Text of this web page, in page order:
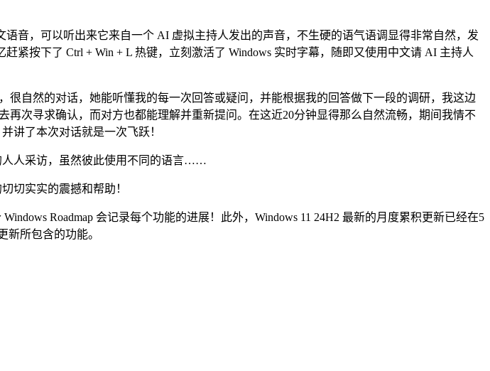
音，可以听出来它来自一个 AI 虚拟主持人发出的声音，不生硬的语气语调显得非常自然，发
紧按下了 Ctrl + Win + L 热键，立刻激活了 Windows 实时字幕，随即又使用中文请 AI 主持人
自然的对话，她能听懂我的每一次回答或疑问，并能根据我的回答做下一段的调研，我这边
次寻求确认，而对方也都能理解并重新提问。在这近20分钟显得那么自然流畅，期间我情不
讲了本次对话就是一次飞跃！
人采访，虽然彼此使用不同的语言……
切实实的震撼和帮助！
Roadmap 会记录每个功能的进展！此外，Windows 11 24H2 最新的月度累积更新已经在5
新所包含的功能。